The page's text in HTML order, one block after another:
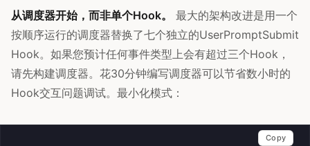
从调度器开始，而非单个Hook。
最大的架构改进是用一个
按顺序运行的调度器替换了七个独立的UserPromptSubmit
Hook。如果您预计任何事件类型上会有超过三个Hook，
请先构建调度器。花30分钟编写调度器可以节省数小时的
Hook交互问题调试。最小化模式：
Copy